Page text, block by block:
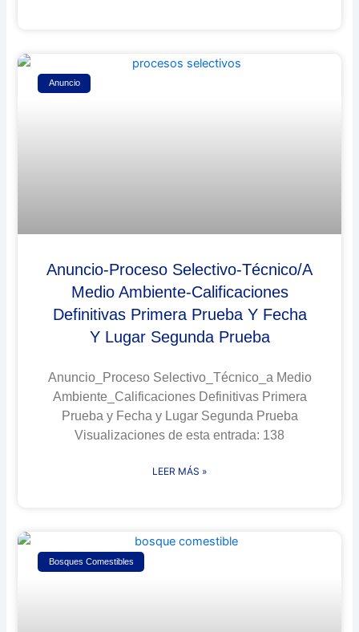
Anuncio
Anuncio-Proceso Selectivo-Técnico/a
Medio Ambiente-Calificaciones
Definitivas Primera Prueba Y Fecha
Y Lugar Segunda Prueba
Anuncio_Proceso Selectivo_Técnico_a Medio
Ambiente_Calificaciones Definitivas Primera
Prueba y Fecha y Lugar Segunda Prueba
Visualizaciones de esta entrada: 138
LEER MÁS »
Bosques Comestibles